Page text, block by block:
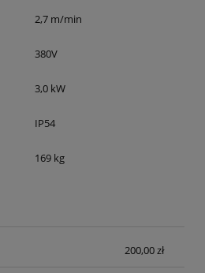
2,7 m/min
380V
3,0 kW
IP54
169 kg
kosztów płatności
200,00 zł